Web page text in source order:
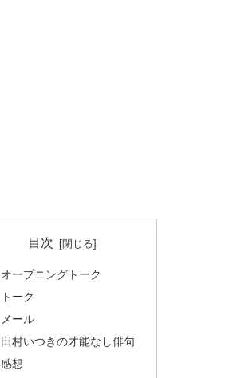
目次
オープニングトーク
トーク
メール
田村いつきの才能なし俳句
感想